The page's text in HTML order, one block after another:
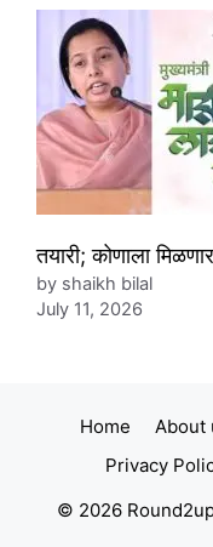
तयारी; कोणाला
by shaikh bilal
July 11, 2026
Home About
Privacy
© 2026